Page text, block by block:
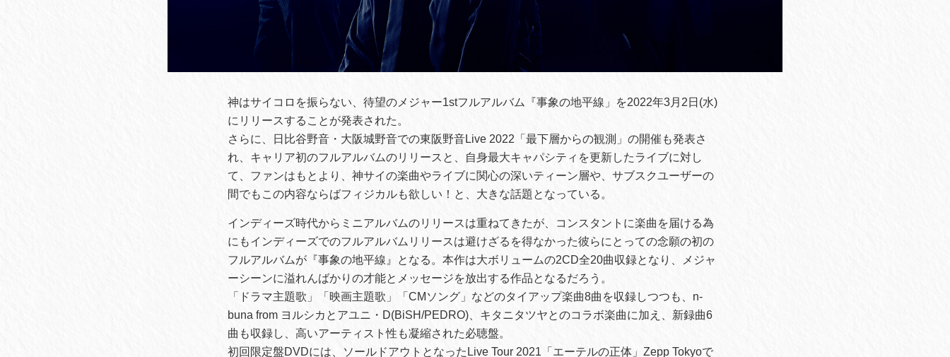
神はサイコロを振らない、待望のメジャー1stフルアルバム『事象の地平線」を2022年3月2日(水)
にリリースすることが発表された。
さらに、日比谷野音・大阪城野音での東阪野音Live 2022「最下層からの観測」の開催も発表さ
れ、キャリア初のフルアルバムのリリースと、自身最大キャパシティを更新したライブに対し
て、ファンはもとより、神サイの楽曲やライブに関心の深いティーン層や、サブスクユーザーの
間でもこの内容ならばフィジカルも欲しい！と、大きな話題となっている。
インディーズ時代からミニアルバムのリリースは重ねてきたが、コンスタントに楽曲を届ける為
にもインディーズでのフルアルバムリリースは避けざるを得なかった彼らにとっての念願の初の
フルアルバムが『事象の地平線』となる。本作は大ボリュームの2CD全20曲収録となり、メジャ
ーシーンに溢れんばかりの才能とメッセージを放出する作品となるだろう。
「ドラマ主題歌」「映画主題歌」「CMソング」などのタイアップ楽曲8曲を収録しつつも、n-
buna from ヨルシカとアユニ・D(BiSH/PEDRO)、キタニタツヤとのコラボ楽曲に加え、新録曲6
曲も収録し、高いアーティスト性も凝縮された必聴盤。
初回限定盤DVDには、ソールドアウトとなったLive Tour 2021「エーテルの正体」Zepp Tokyoで